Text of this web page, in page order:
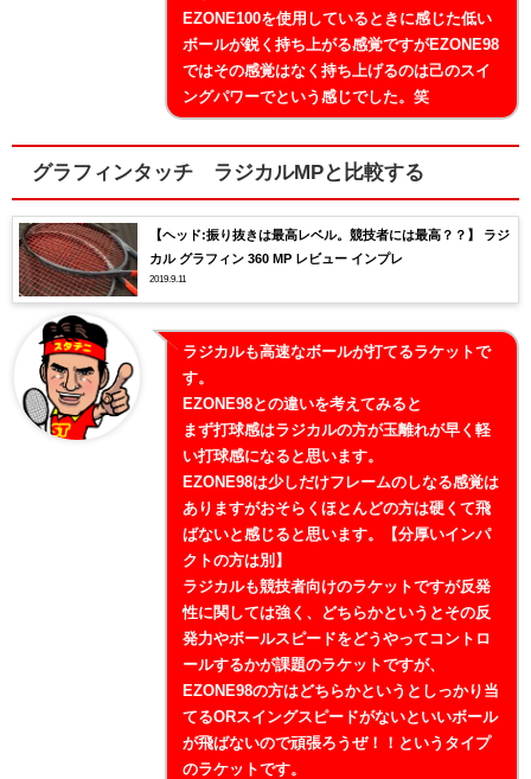
EZONE100を使用しているときに感じた低い
ボールが鋭く持ち上がる感覚ですがEZONE98
ではその感覚はなく持ち上げるのは己のスイ
ングパワーでという感じでした。笑
グラフィンタッチ ラジカルMPと比較する
【ヘッド:振り抜きは最高レベル。競技者には最高？？】 ラジ
カル グラフィン 360 MP レビュー インプレ
2019.9.11
ラジカルも高速なボールが打てるラケットで
す。
EZONE98との違いを考えてみると
まず打球感はラジカルの方が玉離れが早く軽
い打球感になると思います。
EZONE98は少しだけフレームのしなる感覚は
ありますがおそらくほとんどの方は硬くて飛
ばないと感じると思います。【分厚いインパ
クトの方は別】
ラジカルも競技者向けのラケットですが反発
性に関しては強く、どちらかというとその反
発力やボールスピードをどうやってコントロ
ールするかが課題のラケットですが、
EZONE98の方はどちらかというとしっかり当
てるORスイングスピードがないといいボール
が飛ばないので頑張ろうぜ！！というタイプ
のラケットです。